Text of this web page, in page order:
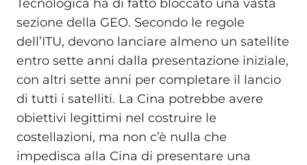
Tecnologica ha di fatto bloccato una vasta
sezione della GEO. Secondo le regole
dell’ITU, devono lanciare almeno un satellite
entro sette anni dalla presentazione iniziale,
con altri sette anni per completare il lancio
di tutti i satelliti. La Cina potrebbe avere
obiettivi legittimi nel costruire le
costellazioni, ma non c’è nulla che
impedisca alla Cina di presentare una